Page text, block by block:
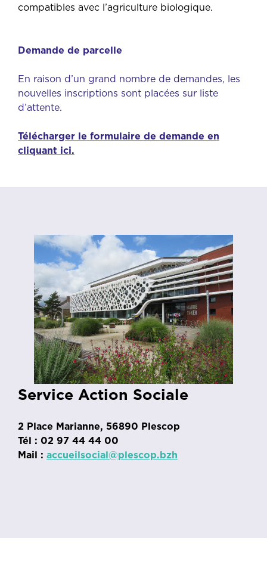
compatibles avec l’agriculture biologique.
Demande de parcelle
En raison d’un grand nombre de demandes, les
nouvelles inscriptions sont placées sur liste
d’attente.
Télécharger le formulaire de demande en
cliquant ici.
Service Action Sociale
2 Place Marianne, 56890 Plescop
Tél : 02 97 44 44 00
Mail : accueilsocial@plescop.bzh